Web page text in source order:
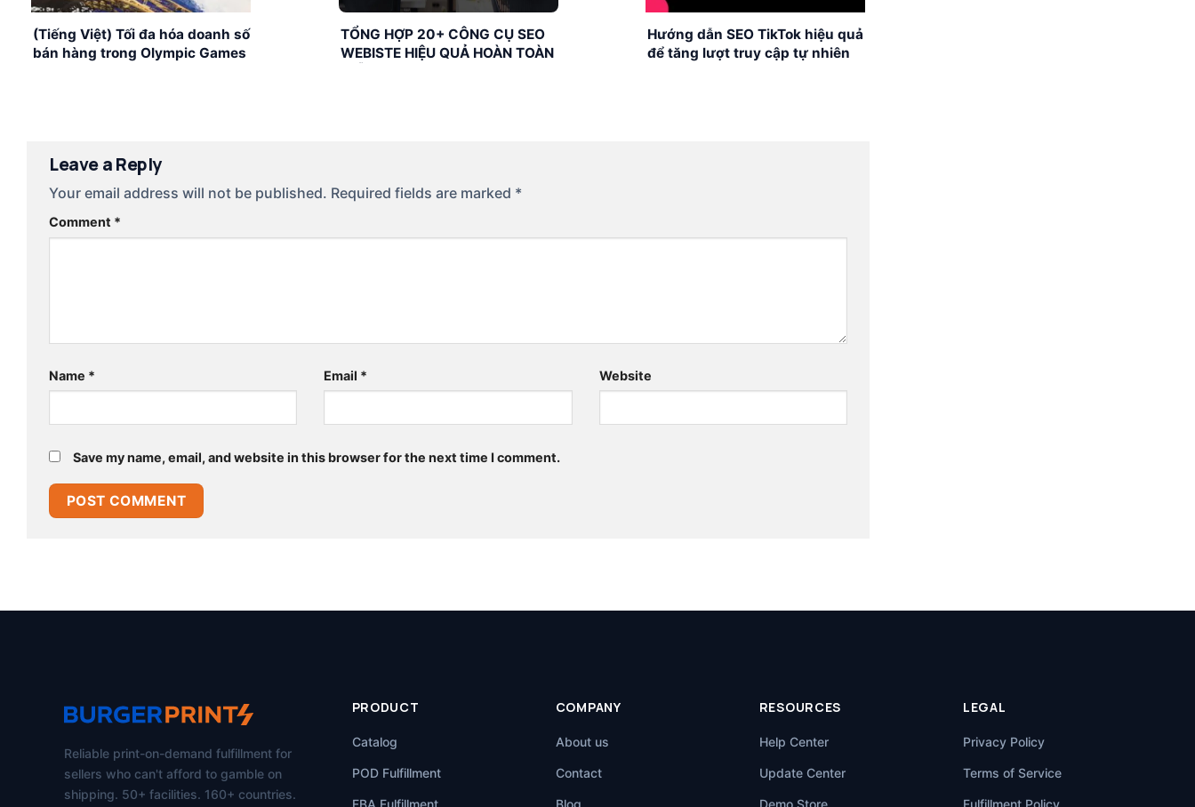
(Tiếng Việt) Tối đa hóa doanh số
bán hàng trong Olympic Games
TỔNG HỢP 20+ CÔNG CỤ SEO
WEBISTE HIỆU QUẢ HOÀN TOÀN
Hướng dẫn SEO TikTok hiệu quả
để tăng lượt truy cập tự nhiên
Leave a Reply
Your email address will not be published. Required fields are marked *
Comment *
Name * Email * Website
Save my name, email, and website in this browser for the next time I comment.
Reliable print-on-demand fulfillment for
sellers who can't afford to gamble on
shipping. 50+ facilities. 160+ countries.
PRODUCT
Catalog
POD Fulfillment
COMPANY
About us
Contact
RESOURCES
Help Center
Update Center
LEGAL
Privacy Policy
Terms of Service